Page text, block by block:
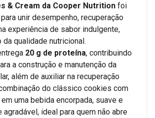
& Cream da Cooper Nutrition foi
unir desempenho, recuperação
experiência de sabor indulgente,
da qualidade nutricional.
20 g de proteína, contribuindo
a construção e manutenção da
além de auxiliar na recuperação
do clássico cookies com
uma bebida encorpada, suave e
agradável, ideal para quem não abre